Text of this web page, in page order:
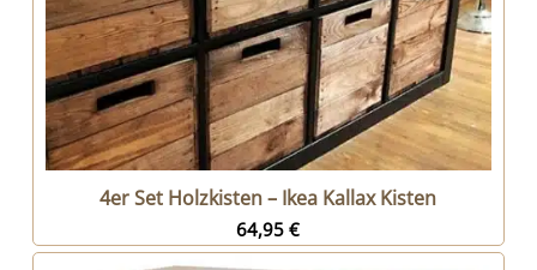
4er Set Holzkisten – Ikea Kallax Kisten
64,95€